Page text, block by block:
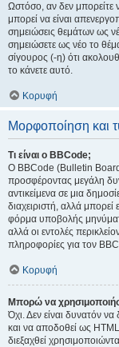
Ωστόσο, αν δεν μπορείτε
μπορεί να είναι
σημειώσεις θεμάτων ως
σημειώσετε ως νέο το
σίγουρος (-η) ότι
το κάνετε αυτό.
Κορυφή
Μορφοποίηση και
Τι είναι ο BBCode;
Ο BBCode (Bulletin Board
προσφέροντας μεγάλη
αντικείμενα σε μια
διαχειριστή, αλλά
φόρμα υποβολής
αλλά οι εντολές
πληροφορίες για τον
Κορυφή
Μπορώ να
Όχι. Δεν είναι δυνατόν
και να αποδοθεί ως
διεξαχθεί